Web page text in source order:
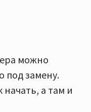
можно
под замену.
начать, а там и